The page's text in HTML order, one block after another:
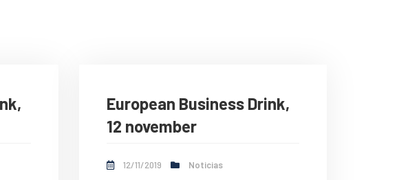
European Business Drink,
12 november
12/11/2019 Noticias